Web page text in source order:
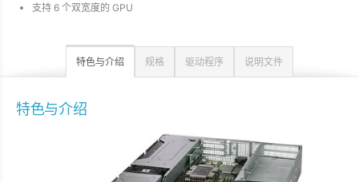
⽀持 6 个双宽度的 GPU
特色与介绍 规格 驱动程序 说明文件
特色与介绍